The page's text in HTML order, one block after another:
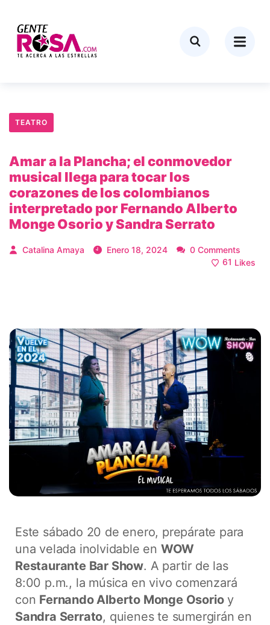
TEATRO
Amar a la Plancha; el conmovedor
musical llega para tocar los
corazones de los colombianos
interpretado por Fernando Alberto
Monge Osorio y Sandra Serrato
Catalina Amaya Enero 18, 2024
0 Comments
61 Likes
Este sábado 20 de enero, prepárate para
una velada inolvidable en WOW
Restaurante Bar Show. A partir de las
8:00 p.m., la música en vivo comenzará
con Fernando Alberto Monge Osorioy
Sandra Serrato, quienes te sumergirán en